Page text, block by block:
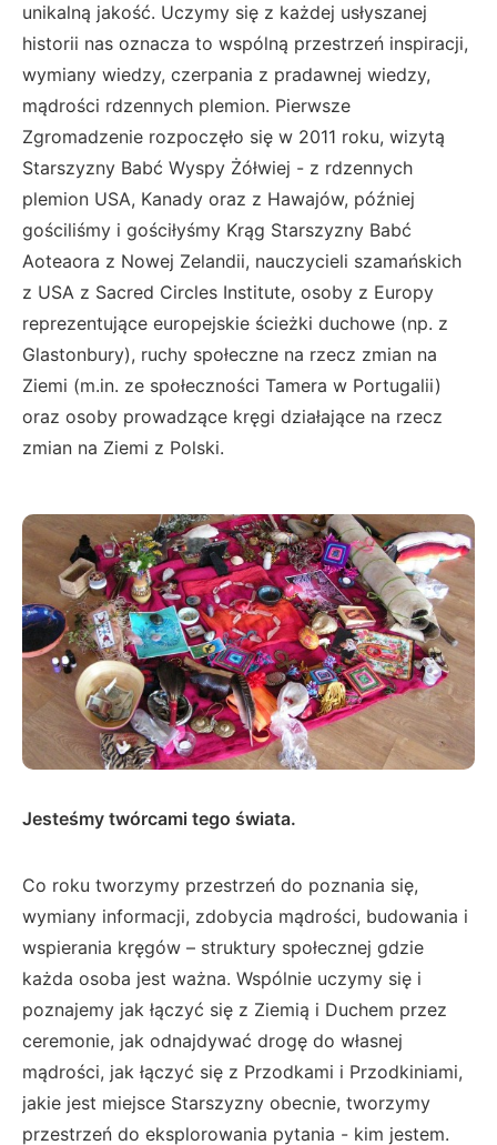
unikalną jakość. Uczymy się z każdej usłyszanej
historii nas oznacza to wspólną przestrzeń inspiracji,
wymiany wiedzy, czerpania z pradawnej wiedzy,
mądrości rdzennych plemion. Pierwsze
Zgromadzenie rozpoczęło się w 2011 roku, wizytą
Starszyzny Babć Wyspy Żółwiej - z rdzennych
plemion USA, Kanady oraz z Hawajów, później
gościliśmy i gościłyśmy Krąg Starszyzny Babć
Aoteaora z Nowej Zelandii, nauczycieli szamańskich
z USA z Sacred Circles Institute, osoby z Europy
reprezentujące europejskie ścieżki duchowe (np. z
Glastonbury), ruchy społeczne na rzecz zmian na
Ziemi (m.in. ze społeczności Tamera w Portugalii)
oraz osoby prowadzące kręgi działające na rzecz
zmian na Ziemi z Polski.
Jesteśmy twórcami tego świata.
Co roku tworzymy przestrzeń do poznania się,
wymiany informacji, zdobycia mądrości, budowania i
wspierania kręgów – struktury społecznej gdzie
każda osoba jest ważna. Wspólnie uczymy się i
poznajemy jak łączyć się z Ziemią i Duchem przez
ceremonie, jak odnajdywać drogę do własnej
mądrości, jak łączyć się z Przodkami i Przodkiniami,
jakie jest miejsce Starszyzny obecnie, tworzymy
przestrzeń do eksplorowania pytania - kim jestem.